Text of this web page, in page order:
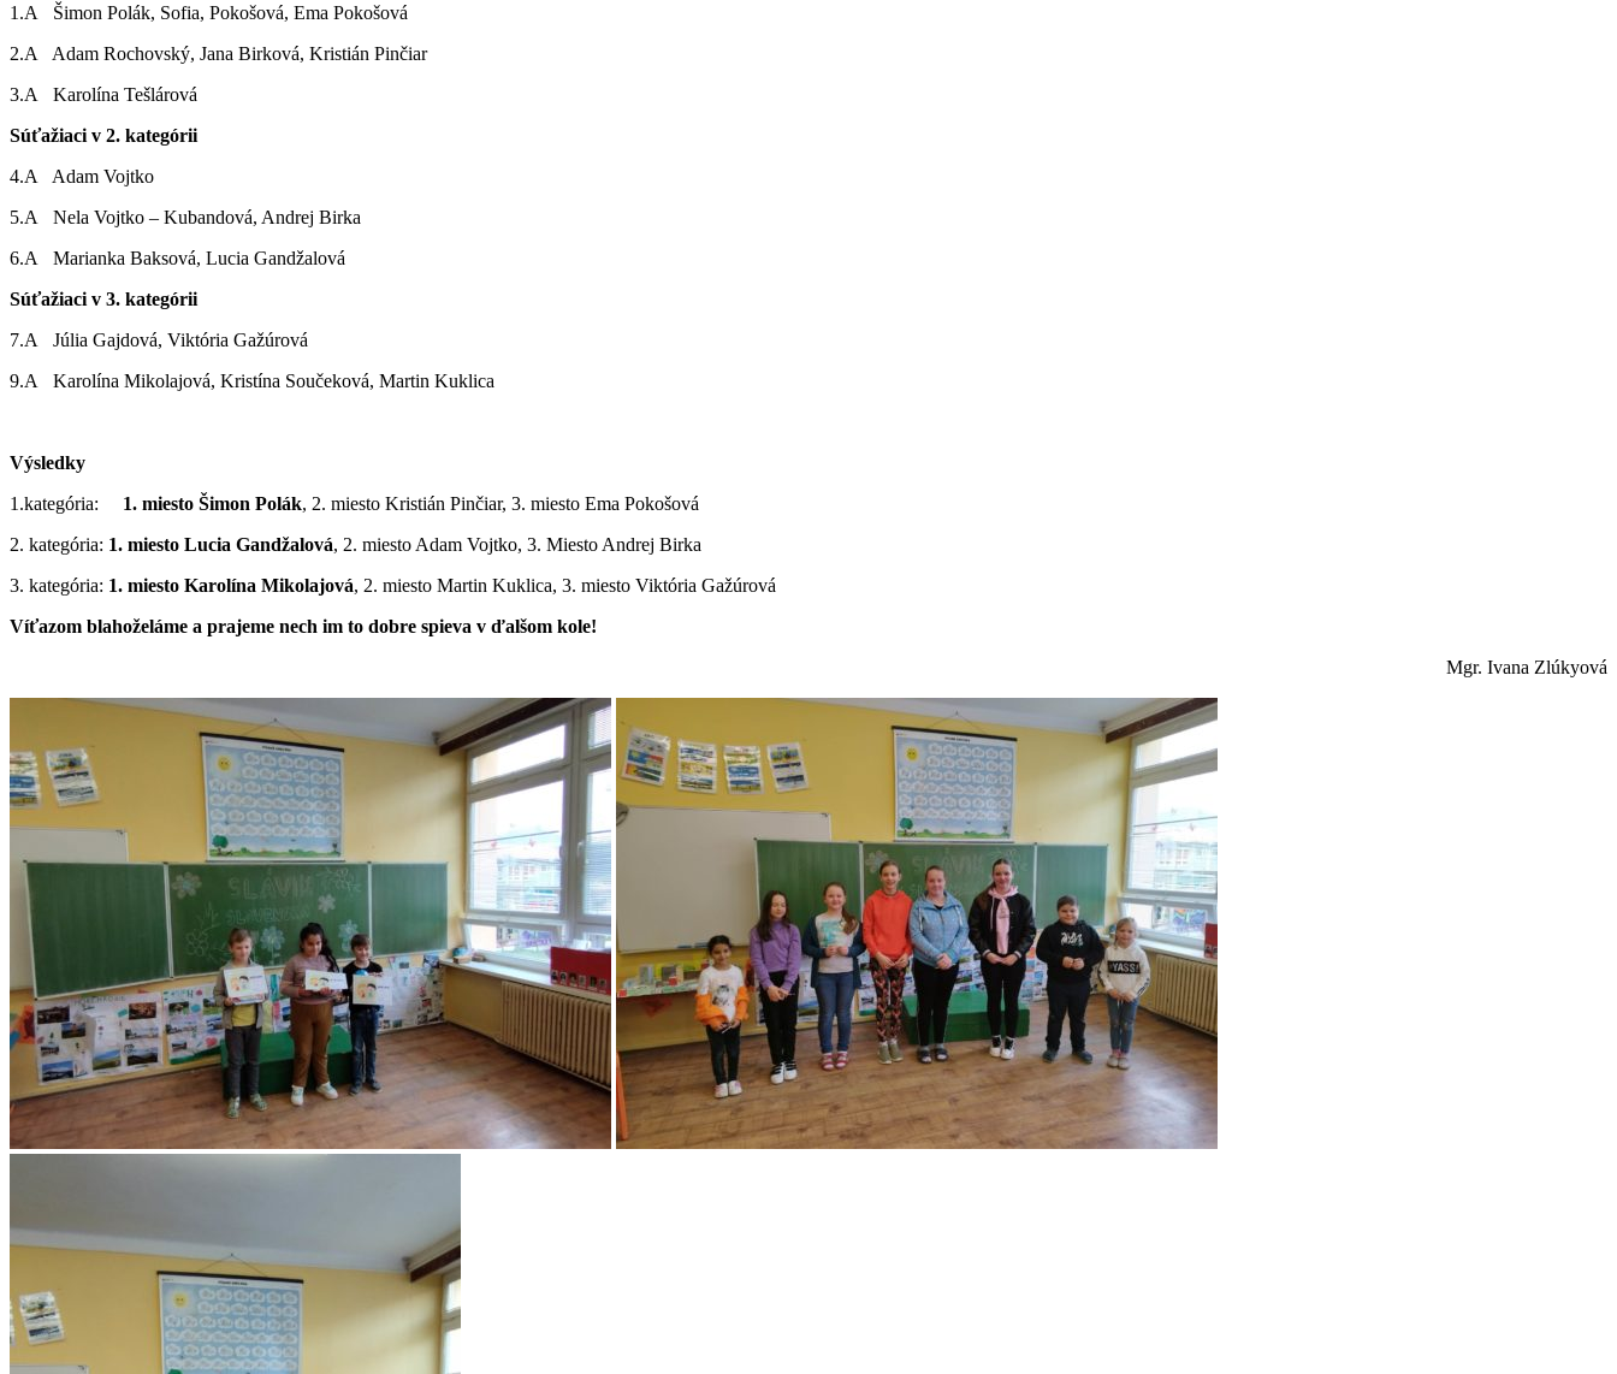
1.A Šimon Polák, Sofia, Pokošová, Ema Pokošová
2.A Adam Rochovský, Jana Birková, Kristián Pinčiar
3.A Karolína Tešlárová
Súťažiaci v 2. kategórii
4.A Adam Vojtko
5.A Nela Vojtko – Kubandová, Andrej Birka
6.A Marianka Baksová, Lucia Gandžalová
Súťažiaci v 3. kategórii
7.A Júlia Gajdová, Viktória Gažúrová
9.A Karolína Mikolajová, Kristína Součeková, Martin Kuklica
Výsledky
1.kategória: 1. miesto Šimon Polák, 2. miesto Kristián Pinčiar, 3. miesto Ema Pokošová
2. kategória: 1. miesto Lucia Gandžalová, 2. miesto Adam Vojtko, 3. Miesto Andrej Birka
3. kategória: 1. miesto Karolína Mikolajová, 2. miesto Martin Kuklica, 3. miesto Viktória Gažúrová
Víťazom blahoželáme a prajeme nech im to dobre spieva v ďalšom kole!
Mgr. Ivana Zlúkyová